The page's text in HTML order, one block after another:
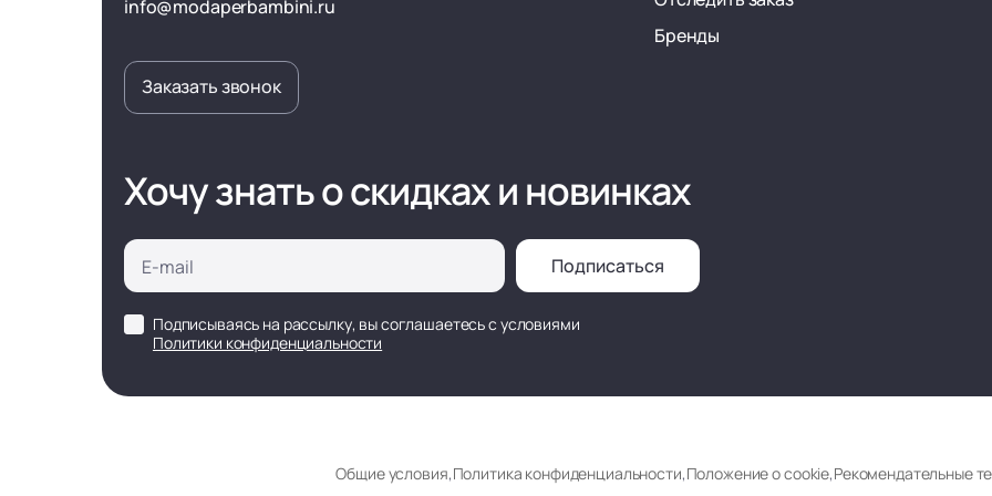
info@modaperbambini.ru
Заказать звонок
Бренды
Хочу знать о скидках и новинках
Подписаться
Подписываясь на рассылку, вы соглашаетесь с условиями
Политики конфиденциальности
Общие условия,Политика конфиденциальности,Положение о cookie,Рекомендательные